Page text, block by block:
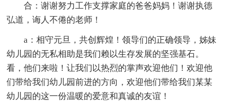
合：谢谢努力工作支撑家庭的爸爸妈妈！谢谢执德
弘道，诲人不倦的老师！
a：相守元旦，共创辉煌！领导们的正确领导，姊妹
幼儿园的无私相助是我们赖以生存发展的坚强基石。
看，他们来啦！让我们以热烈的掌声欢迎他们！欢迎他
们带给我们幼儿园前进的方向，欢迎他们带给我们某某
幼儿园的这一份温暖的爱意和真诚的友谊！